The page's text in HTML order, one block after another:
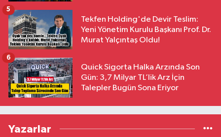
Tekfen Holding'de Devir Teslim:
Yeni Yönetim Kurulu Başkanı Prof. Dr.
Murat Yalçıntaş Oldu!
5
Quick Sigorta Halka Arzında Son
Gün: 3,7 Milyar TL’lik Arz İçin
Talepler Bugün Sona Eriyor
6
Yazarlar